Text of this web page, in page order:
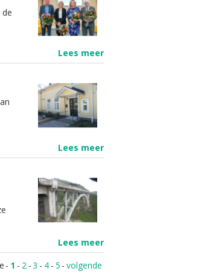
Lees meer
Lees meer
Lees meer
- 1 - 2 -3 - 4 - 5 - volgende